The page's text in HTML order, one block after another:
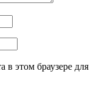
в этом браузере для